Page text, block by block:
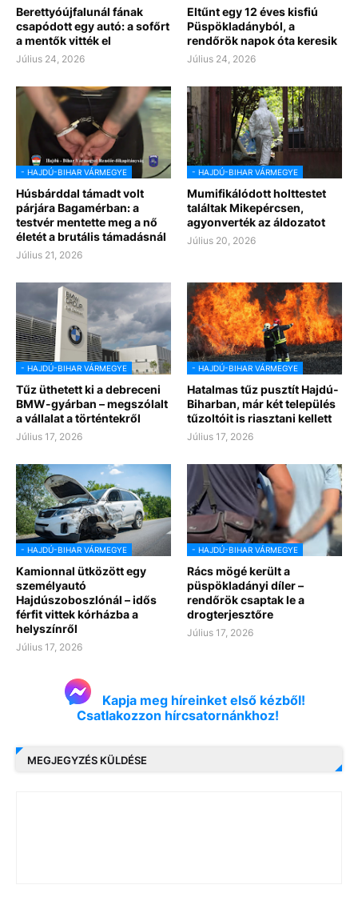
Berettyóújfalunál fának
csapódott egy autó: a sofőrt
a mentők vitték el
Július 24, 2026
Eltűnt egy 12 éves kisfiú
Püspökladányból, a
rendőrök napok óta keresik
Július 24, 2026
- HAJDÚ-BIHAR VÁRMEGYE
Húsbárddal támadt volt
párjára Bagamérban: a
testvér mentette meg a nő
életét a brutális támadásnál
Július 21, 2026
- HAJDÚ-BIHAR VÁRMEGYE
Mumifikálódott holttestet
találtak Mikepércsen,
agyonverték az áldozatot
Július 20, 2026
- HAJDÚ-BIHAR VÁRMEGYE
Tűz üthetett ki a debreceni
BMW-gyárban – megszólalt
a vállalat a történtekről
Július 17, 2026
- HAJDÚ-BIHAR VÁRMEGYE
Hatalmas tűz pusztít Hajdú-
Biharban, már két település
tűzoltóit is riasztani kellett
Július 17, 2026
- HAJDÚ-BIHAR VÁRMEGYE
Kamionnal ütközött egy
személyautó
Hajdúszoboszlónál – idős
férfit vittek kórházba a
helyszínről
Július 17, 2026
- HAJDÚ-BIHAR VÁRMEGYE
Rács mögé került a
püspökladányi díler –
rendőrök csaptak le a
drogterjesztőre
Július 17, 2026
Kapja meg híreinket első kézből!
Csatlakozzon hírcsatornánkhoz!
MEGJEGYZÉS KÜLDÉSE